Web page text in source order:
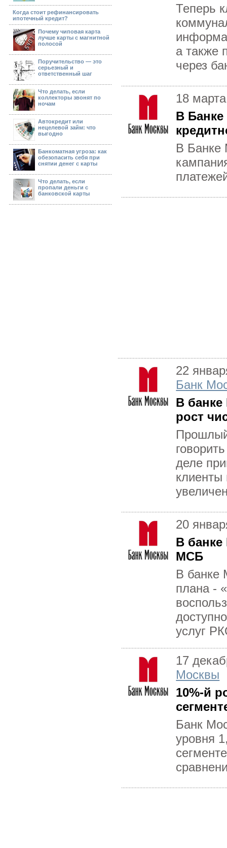
Когда стоит рефинансировать
ипотечный кредит?
Почему чиповая карта
лучше карты с магнитной
полосой
Поручительство — это
серьезный и
ответственный шаг
Что делать, если
коллекторы звонят по
ночам
Автокредит или
нецелевой займ: что
выгодно
Банкоматная угроза: как
обезопасить себя при
снятии денег с карты
Что делать, если
пропали деньги с
банковской карты
Теперь
а также
через
18
В
В Банке
22
Банк
В банке
рост
деле
клиенты
20
В
МСБ
В банке
плана -
услуг
17
Москвы
10%-й
Банк
уровня